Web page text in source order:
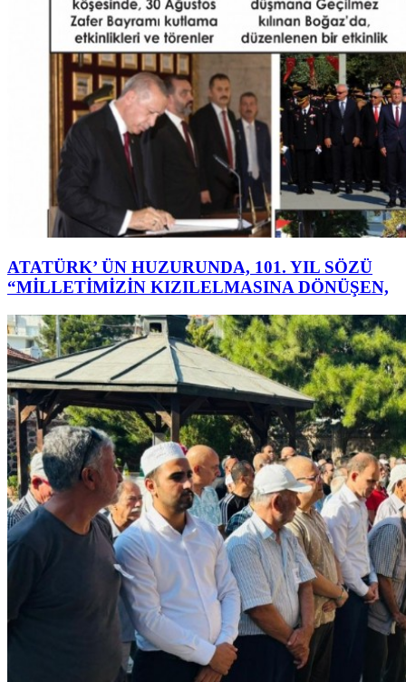
ATATÜRK’ ÜN HUZURUNDA, 101. YIL SÖZÜ
“MİLLETİMİZİN KIZILELMASINA DÖNÜŞEN,